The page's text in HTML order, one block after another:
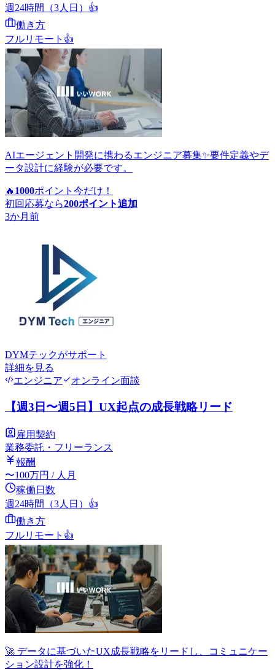
週24時間（3人日） 👍
働き方
フルリモート 👍
AIエージェント開発に携わるエンジニア募集✨要件定義やデ
ータ設計に経験が必要です。
🔥 1000ポイント 今だけ！
初回応募なら200ポイント追加
3か月前
DYMテックがサポート
詳細を見る
エンジニア
オンライン面談
【週3日〜週5日】UX起点の成長戦略リード
雇用契約
業務委託・フリーランス
報酬
〜100万円 / 人月
稼働日数
週24時間（3人日） 👍
働き方
フルリモート 👍
🚀 データに基づいたUX成長戦略をリードし、コミュニケー
ション設計を強化！